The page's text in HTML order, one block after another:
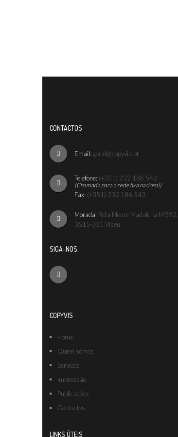
CONTACTOS
Email: geral@copyvis.pt
Telefone: (+351) 232 186 542
(Chamada para a rede fixa nacional)
Fax: (+351) 232 186 543
Morada: Reta Moure Madalena Nº392,
3515-331 Viseu
SIGA-NOS:
COPYVIS
Home
Quem somos
Serviços
Impressão
Publicações
Contactos
LINKS ÚTEIS